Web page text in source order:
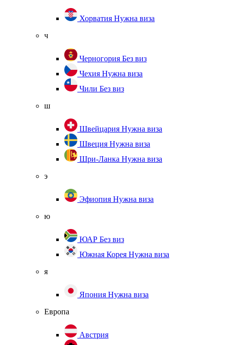
Хорватия Нужна виза
ч
Черногория Без виз
Чехия Нужна виза
Чили Без виз
ш
Швейцария Нужна виза
Швеция Нужна виза
Шри-Ланка Нужна виза
э
Эфиопия Нужна виза
ю
ЮАР Без виз
Южная Корея Нужна виза
я
Япония Нужна виза
Европа
Австрия